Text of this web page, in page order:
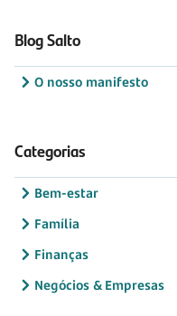
Blog Salto
O nosso manifesto
Categorias
Bem-estar
Família
Finanças
Negócios & Empresas